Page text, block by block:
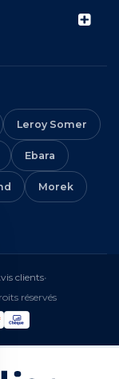
Leroy Somer
Ebara
Morek
clients•
réservés